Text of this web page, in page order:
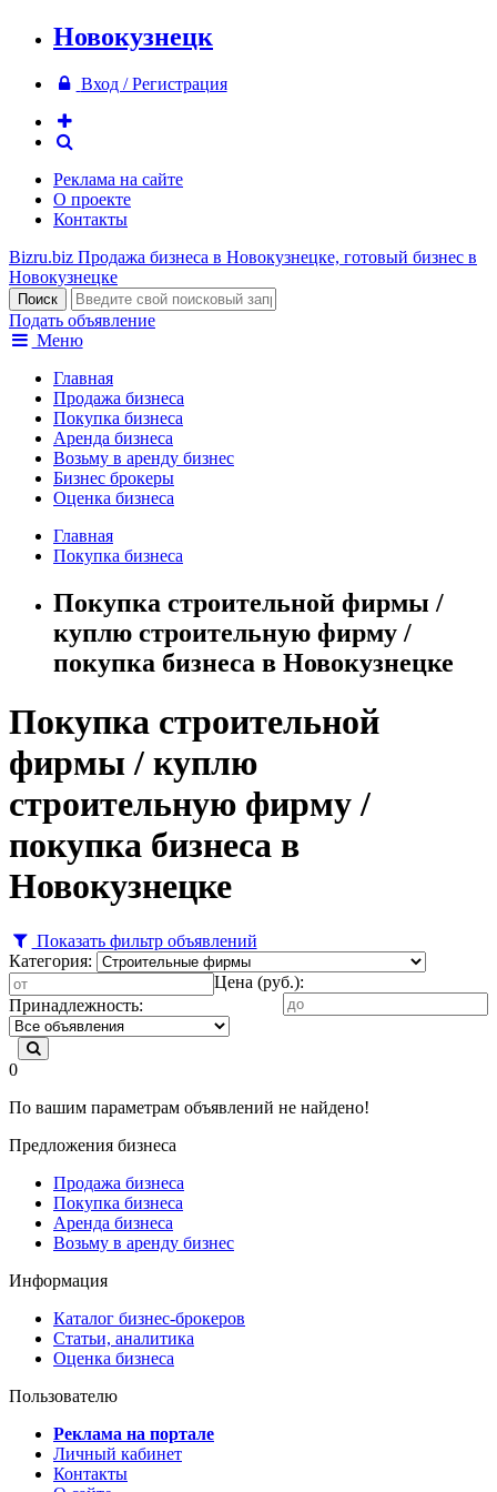
Новокузнецк
Вход / Регистрация
Реклама на сайте
О проекте
Контакты
Bizru.biz Продажа бизнеса в Новокузнецке, готовый бизнес в
Новокузнецке
Подать объявление
Меню
Главная
Продажа бизнеса
Покупка бизнеса
Аренда бизнеса
Возьму в аренду бизнес
Бизнес брокеры
Оценка бизнеса
Главная
Покупка бизнеса
Покупка строительной фирмы /
куплю строительную фирму /
покупка бизнеса в Новокузнецке
Покупка строительной
фирмы / куплю
строительную фирму /
покупка бизнеса в
Новокузнецке
Показать фильтр объявлений
Категория:
Цена (руб.):
Принадлежность:
0
По вашим параметрам объявлений не найдено!
Предложения бизнеса
Продажа бизнеса
Покупка бизнеса
Аренда бизнеса
Возьму в аренду бизнес
Информация
Каталог бизнес-брокеров
Статьи, аналитика
Оценка бизнеса
Пользователю
Реклама на портале
Личный кабинет
Контакты